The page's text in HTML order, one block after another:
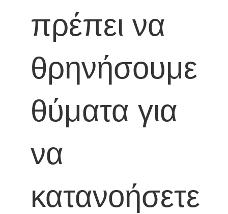
πρέπει να
θρηνήσουμε
θύματα για
να
κατανοήσετε